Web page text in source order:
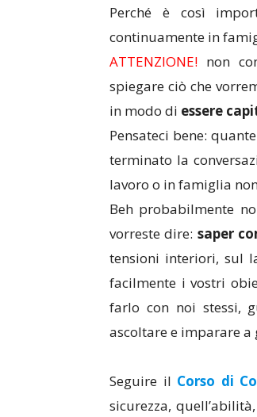
Perché è così
continuamente in
ATTENZIONE! non
spiegare ciò che
in modo di essere
Pensateci bene:
terminato la
lavoro o in famiglia
Beh probabilmente
vorreste dire: saper
tensioni interiori, sul
facilmente i vostri
farlo con noi stessi,
ascoltare e imparare
Seguire il Corso di
sicurezza,